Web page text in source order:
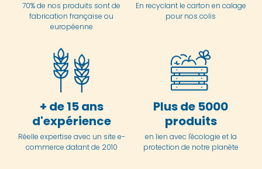
70% de nos produits sont de
fabrication française ou
européenne
En recyclant le carton en calage
pour nos colis
+ de 15 ans
d'expérience
Réelle expertise avec un site e-
commerce datant de 2010
Plus de 5000
produits
en lien avec l'écologie et la
protection de notre planète